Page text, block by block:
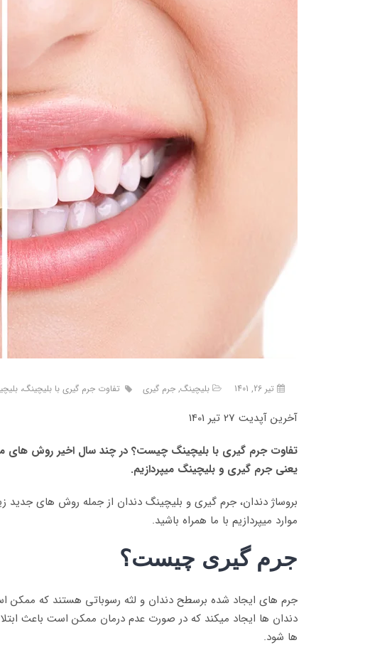
تیر 26, 1401 بلیچینگ, جرم گیری تفاوت جرم گیری با بلیچینگ،
آخرین آپدیت 27 تیر 1401
تفاوت جرم گیری با بلیچینگ چیست؟ در چند سال اخیر روش های
یعنی جرم گیری و بلیچینگ میپردازیم.
بروساژ دندان، جرم گیری و بلیچینگ دندان از جمله روش های جدید
موارد میپردازیم با ما همراه باشید.
جرم گیری چیست؟
جرم های ایجاد شده برسطح دندان و لثه رسوباتی هستند که ممکن
دندان ها ایجاد میکند که در صورت عدم درمان ممکن است باعث ابتلا
ها شود.